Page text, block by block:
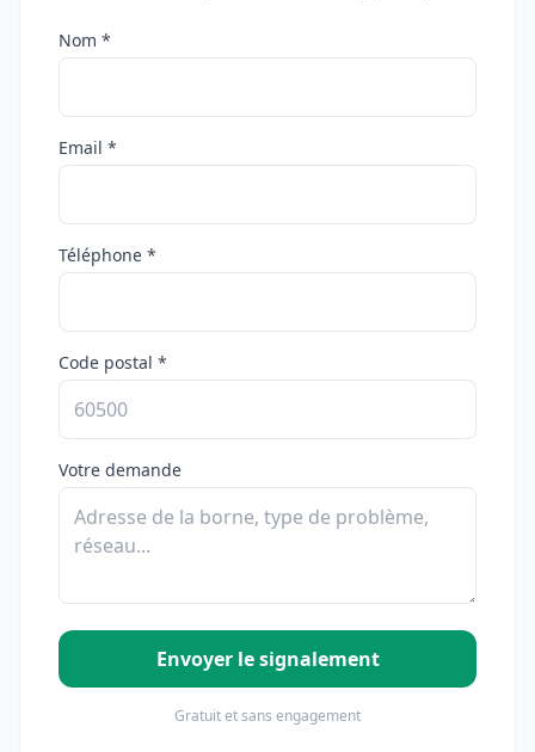
Nom *
Email *
Téléphone *
Code postal *
Votre demande
Envoyer le signalement
Gratuit et sans engagement